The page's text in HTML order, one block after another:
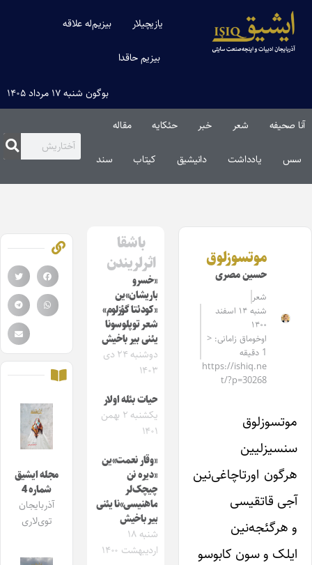
یازیچیلار بیزیم‌له علاقه
بیزیم حاقدا
بوگون شنبه ۱۷ مرداد ۱۴۰۵
آنا صحیفه شعر خبر حئکایه مقاله‌
سس یادداشت دانیشیق کیتاب سند
موتسوزلوق
حسین مصری
شعر
شنبه ۱۴ اسفند
۱۴۰۰
اوخوماق زامانی: <
1 دقیقه
https://ishiq.ne
t/?p=30268
موتسوزلوق
سنسیزلیین
هرگون اورتاچاغی‌نین
آجی قاتقیسی
و هرگئجه‌نین
ایلک و سون کابوسو
باشقا
اثرلریندن
«خسرو
باریشان»ین
«کودئتا گؤزلوم»
شعر توپلوسونا
یئنی بیر باخیش
دوشنبه ۲۴ دی
۱۴۰۳
حیات بئله اولار
یکشنبه ۲ بهمن
۱۴۰۱
«وقار نعمت»ین
«دیره نن
چیچک‌لر
ماهنیسی»نا یئنی
بیر باخیش
شنبه ۱۸
اردیبهشت ۱۴۰۰
مجله ایشیق
شماره 4
آذربایجان
توی‌لاری